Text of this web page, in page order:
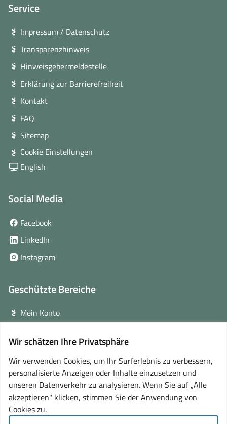
Wir schätzen Ihre Privatsphäre
Wir verwenden Cookies, um Ihr Surferlebnis zu verbessern,
personalisierte Anzeigen oder Inhalte einzusetzen und
unseren Datenverkehr zu analysieren. Wenn Sie auf „Alle
akzeptieren" klicken, stimmen Sie der Anwendung von
Cookies zu.
Service
Impressum / Datenschutz
Transparenzhinweis
Hinweisgebermeldestelle
Erklärung zur Barrierefreiheit
Kontakt
FAQ
Sitemap
Cookie Einstellungen
English
Social Media
Facebook
Fenster)
LinkedIn
neuem
Instagram(öffnet
Fenster)
Geschützte Bereiche
Mein Konto
Online-Lernplattform(öffnet
in
neuem
Fenster)
Partner